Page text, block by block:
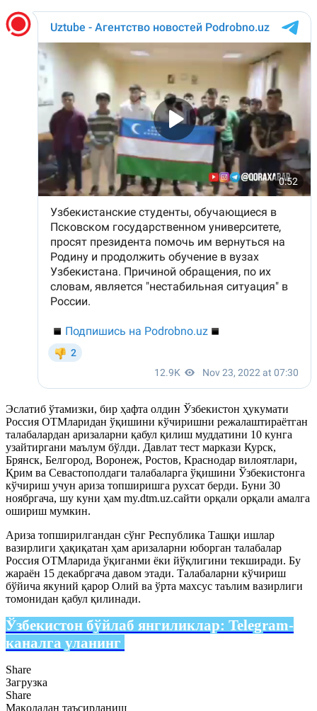
Эслатиб ўтамизки, бир ҳафта олдин Ўзбекистон ҳукумати
Россия ОТМларидан ўқишини кўчиришни режалаштираётган
талабалардан аризаларни қабул қилиш муддатини 10 кунга
узайтиргани маълум бўлди. Давлат тест маркази Курск,
Брянск, Белгород, Воронеж, Ростов, Краснодар вилоятлари,
Қрим ва Севастополдаги талабаларга ўқишини Ўзбекистонга
кўчириш учун ариза топширишга рухсат берди. Буни 30
ноябргача, шу куни ҳам my.dtm.uz.сайти орқали орқали амалга
ошириш мумкин.
Ариза топширилгандан сўнг Республика Ташқи ишлар
вазирлиги ҳақиқатан ҳам аризаларни юборган талабалар
Россия ОТМларида ўқиганми ёки йўқлигини текширади. Бу
жараён 15 декабргача давом этади. Талабаларни кўчириш
бўйича якуний қарор Олий ва ўрта махсус таълим вазирлиги
томонидан қабул қилинади.
Ўзбекистон бўйлаб янгиликлар: Telegram-
каналга уланинг
Share
Загрузка
Share
Мақоладан таъсирланиш